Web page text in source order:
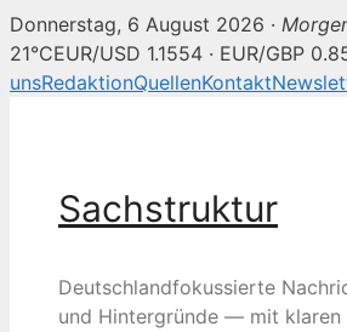
Donnerstag, 6 August 2026 ·
21°CEUR/USD 1.1554 · EUR/GBP
unsRedaktionQuellenKontakt
Sachstruktur
Deutschlandfokussierte
und Hintergründe — mit klaren